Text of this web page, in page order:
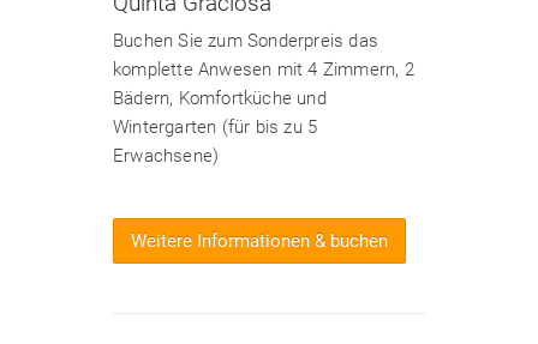
Buchen Sie zum Sonderpreis das
komplette Anwesen mit 4 Zimmern, 2
Bädern, Komfortküche und
Wintergarten (für bis zu 5
Erwachsene)
Weitere Informationen & buchen